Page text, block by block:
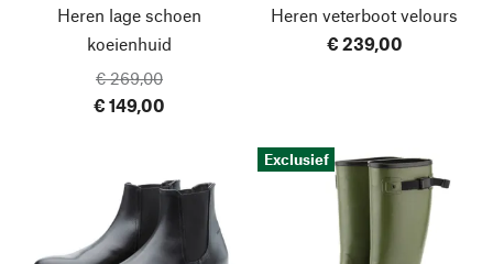
Heren lage schoen
koeienhuid
€ 269,00
€ 149,00
Heren veterboot velours
€ 239,00
Exclusief